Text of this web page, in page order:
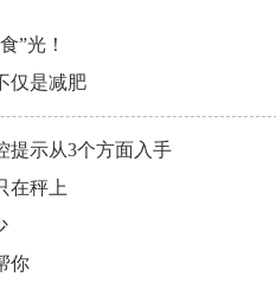
”光！
仅是减肥
提示从3个方面入手
在秤上
你